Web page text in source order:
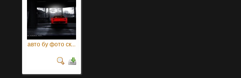
авто бу фото ск...